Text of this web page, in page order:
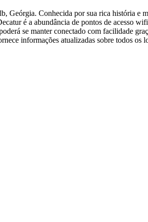
Geórgia. Conhecida por sua rica história e
é a abundância de pontos de acesso
se manter conectado com facilidade
informações atualizadas sobre todos